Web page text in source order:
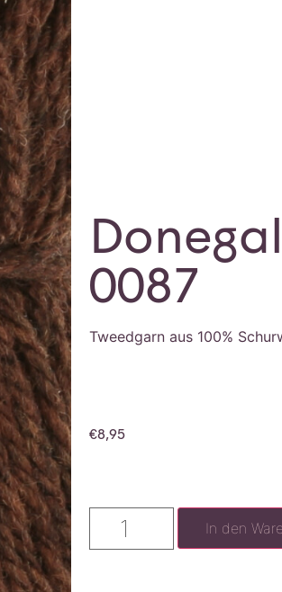
0087
Tweedgarn aus 100%
€8,95
In den